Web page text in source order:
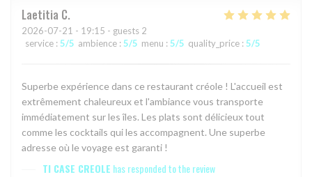
Laetitia C
2026-07-21 - 19:15 - guests 2
service : 5/5 ambience : 5/5 menu : 5/5 quality_price : 5/5
Superbe expérience dans ce restaurant créole ! L'accueil est
extrêmement chaleureux et l'ambiance vous transporte
immédiatement sur les îles. Les plats sont délicieux tout
comme les cocktails qui les accompagnent. Une superbe
adresse où le voyage est garanti !
TI CASE CREOLE has responded to the review